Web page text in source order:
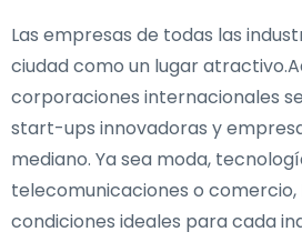
Las empresas de todas las
ciudad como un lugar
corporaciones internacionales
start-ups innovadoras y
mediano. Ya sea moda,
telecomunicaciones o
condiciones ideales para cada